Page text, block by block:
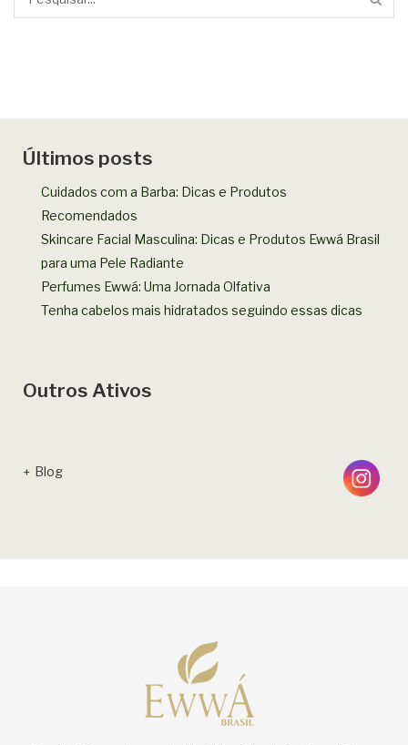
Últimos posts
Cuidados com a Barba: Dicas e Produtos
Recomendados
Skincare Facial Masculina: Dicas e Produtos Ewwá Brasil
para uma Pele Radiante
Perfumes Ewwá: Uma Jornada Olfativa
Tenha cabelos mais hidratados seguindo essas dicas
Outros Ativos
Blog